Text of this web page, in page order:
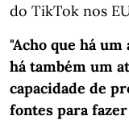
do TikTok nos
"Acho que há
há também um
capacidade de
fontes para